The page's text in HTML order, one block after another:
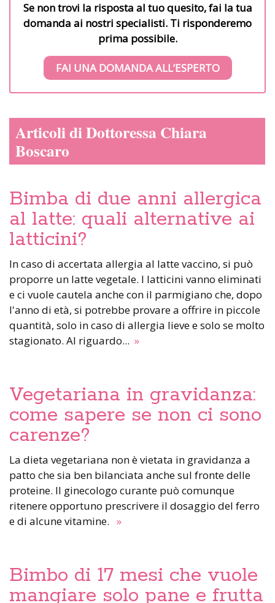
Se non trovi la risposta al tuo quesito, fai la tua
domanda ai nostri specialisti. Ti risponderemo
prima possibile.
FAI UNA DOMANDA ALL’ESPERTO
Articoli di Dottoressa Chiara
Boscaro
Bimba di due anni allergica
al latte: quali alternative ai
latticini?
In caso di accertata allergia al latte vaccino, si può
proporre un latte vegetale. I latticini vanno eliminati
e ci vuole cautela anche con il parmigiano che, dopo
l'anno di età, si potrebbe provare a offrire in piccole
quantità, solo in caso di allergia lieve e solo se molto
stagionato. Al riguardo... »
Vegetariana in gravidanza:
come sapere se non ci sono
carenze?
La dieta vegetariana non è vietata in gravidanza a
patto che sia ben bilanciata anche sul fronte delle
proteine. Il ginecologo curante può comunque
ritenere opportuno prescrivere il dosaggio del ferro
e di alcune vitamine. »
Bimbo di 17 mesi che vuole
mangiare solo pane e frutta